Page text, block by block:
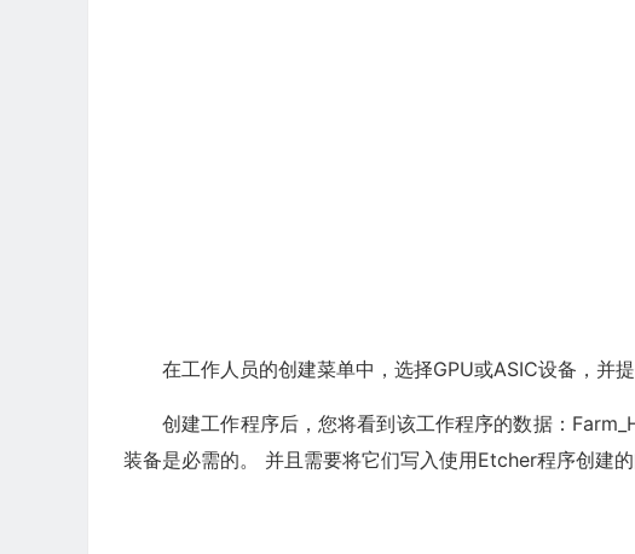
在工作人员的创建菜单中，选择GPU或ASIC设备，并
创建工作程序后，您将看到该工作程序的数据：
装备是必需的。 并且需要将它们写入使用Etcher程序创建的